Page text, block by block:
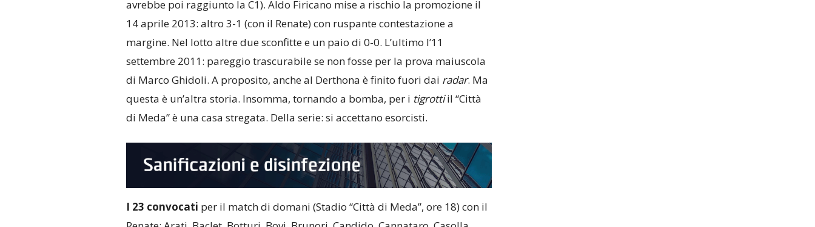
avrebbe poi raggiunto la C1). Aldo Firicano mise a rischio la promozione il
14 aprile 2013: altro 3-1 (con il Renate) con ruspante contestazione a
margine. Nel lotto altre due sconfitte e un paio di 0-0. L’ultimo l’11
settembre 2011: pareggio trascurabile se non fosse per la prova maiuscola
di Marco Ghidoli. A proposito, anche al Derthona è finito fuori dai radar. Ma
questa è un’altra storia. Insomma, tornando a bomba, per i tigrottiil “Città
di Meda” è una casa stregata. Della serie: si accettano esorcisti.
I 23 convocati per il match di domani (Stadio “Città di Meda”, ore 18) con il